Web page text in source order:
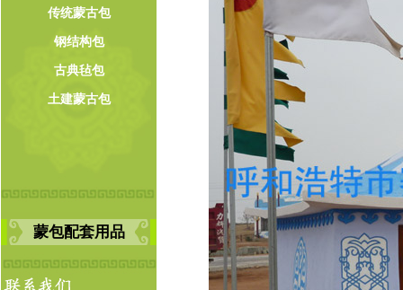
传统蒙古包
钢结构包
古典毡包
土建蒙古包
蒙包配套用品